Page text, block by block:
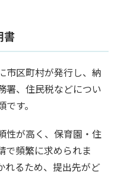
書
市区町村が発行し、納
署、住民税などについ
す。
性が高く、保育園・住
で頻繁に求められま
れるため、提出先がど